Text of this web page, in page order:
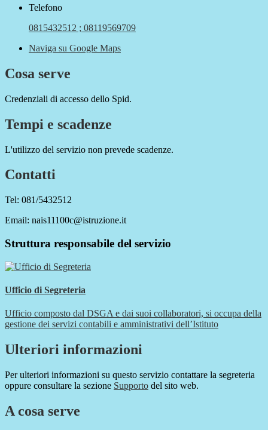
Telefono
0815432512 ; 08119569709
Naviga su Google Maps
Cosa serve
Credenziali di accesso dello Spid.
Tempi e scadenze
L'utilizzo del servizio non prevede scadenze.
Contatti
Tel: 081/5432512
Email: nais11100c@istruzione.it
Struttura responsabile del servizio
Ufficio di Segreteria
Ufficio composto dal DSGA e dai suoi collaboratori, si occupa della
gestione dei servizi contabili e amministrativi dell’Istituto
Ulteriori informazioni
Per ulteriori informazioni su questo servizio contattare la segreteria
oppure consultare la sezione Supporto del sito web.
A cosa serve